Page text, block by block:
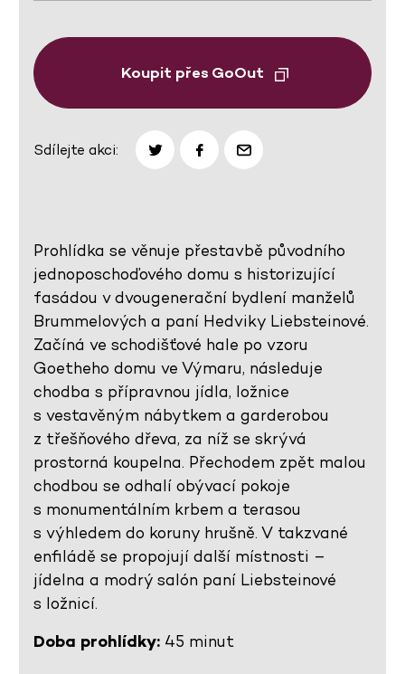
Koupit přes GoOut
Sdílejte akci:
Prohlídka se věnuje přestavbě původního
jednoposchoďového domu s historizující
fasádou v dvougenerační bydlení manželů
Brummelových a paní Hedviky Liebsteinové.
Začíná ve schodišťové hale po vzoru
Goetheho domu ve Výmaru, následuje
chodba s přípravnou jídla, ložnice
s vestavěným nábytkem a garderobou
z třešňového dřeva, za níž se skrývá
prostorná koupelna. Přechodem zpět malou
chodbou se odhalí obývací pokoje
s monumentálním krbem a terasou
s výhledem do koruny hrušně. V takzvané
enfiládě se propojují další místnosti –
jídelna a modrý salón paní Liebsteinové
s ložnicí.
Doba prohlídky: 45 minut